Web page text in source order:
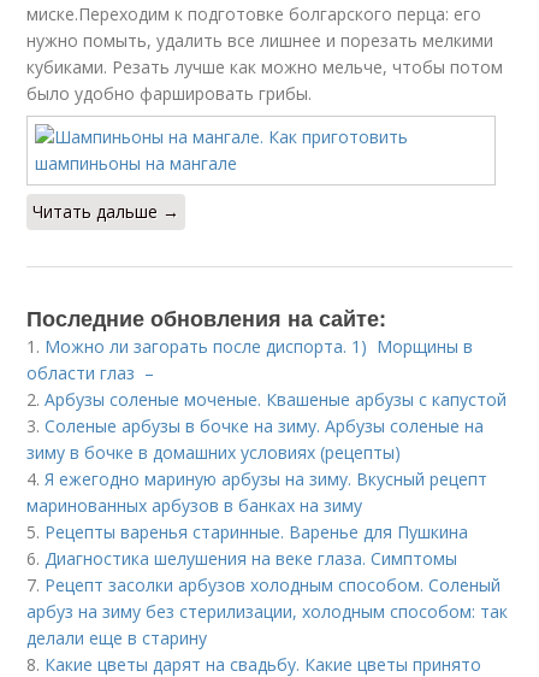
миске.Переходим к подготовке болгарского перца: его
нужно помыть, удалить все лишнее и порезать мелкими
кубиками. Резать лучше как можно мельче, чтобы потом
было удобно фаршировать грибы.
Читать дальше →
Последние обновления на сайте:
1. Можно ли загорать после диспорта. 1) Морщины в
области глаз –
2.Арбузы соленые моченые. Квашеные арбузы с капустой
3.Соленые арбузы в бочке на зиму. Арбузы соленые на
зиму в бочке в домашних условиях (рецепты)
4.Я ежегодно мариную арбузы на зиму. Вкусный рецепт
маринованных арбузов в банках на зиму
5. Рецепты варенья старинные. Варенье для Пушкина
6.Диагностика шелушения на веке глаза. Симптомы
7. Рецепт засолки арбузов холодным способом. Соленый
арбуз на зиму без стерилизации, холодным способом: так
делали еще в старину
8. Какие цветы дарят на свадьбу. Какие цветы принято